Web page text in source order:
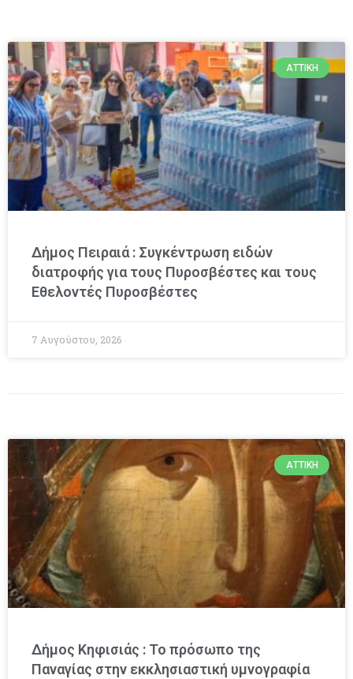
ΑΤΤΙΚΉ
Δήμος Πειραιά : Συγκέντρωση ειδών
διατροφής για τους Πυροσβέστες και τους
Εθελοντές Πυροσβέστες
7 Αυγούστου, 2026
ΑΤΤΙΚΉ
Δήμος Κηφισιάς : Το πρόσωπο της
Παναγίας στην εκκλησιαστική υμνογραφία